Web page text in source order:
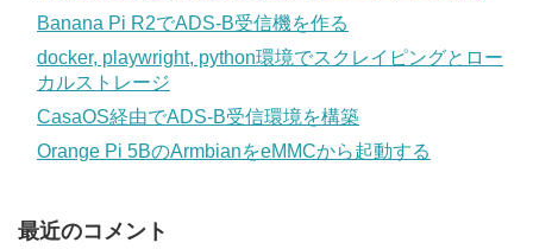
Banana Pi R2でADS-B受信機を作る
docker, playwright, python環境でスクレイピングとロー
カルストレージ
CasaOS経由でADS-B受信環境を構築
Orange Pi 5BのArmbianをeMMCから起動する
最近のコメント